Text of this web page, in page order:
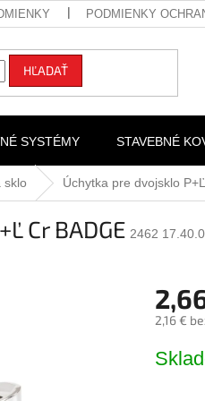
PODMIENKY
HĽADAŤ
SYSTÉMY STAVEBNÉ
sklo Úchytka pre dvojsklo
Cr BADGE 2462
2,16 €
cena: